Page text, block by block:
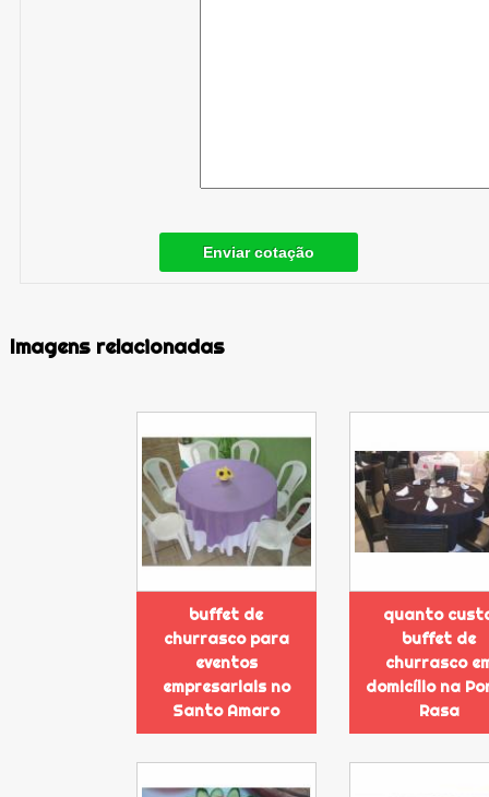
Enviar cotação
Imagens relacionadas
buffet de
churrasco para
eventos
empresariais no
Santo Amaro
quanto
buffet de
churrasco
domicílio na
Rasa